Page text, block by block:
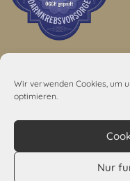
Wir verwenden Cookies, um
optimieren.
Nur
Hinweis: Keine Kassen
Mitglied der